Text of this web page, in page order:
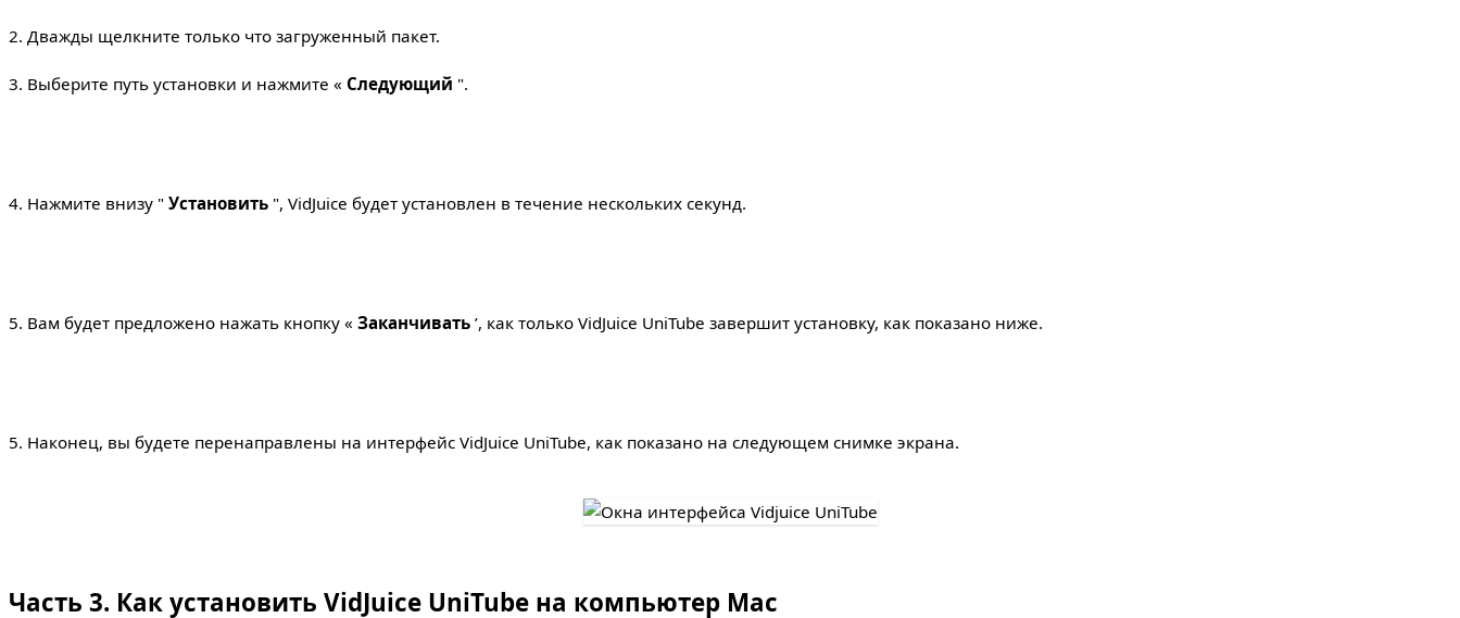
2. Дважды щелкните только что загруженный пакет.
3. Выберите путь установки и нажмите « Следующий ".
4. Нажмите внизу " Установить ", VidJuice будет установлен в течение нескольких секунд.
5. Вам будет предложено нажать кнопку « Заканчивать ’, как только VidJuice UniTube завершит установку, как показано ниже.
5. Наконец, вы будете перенаправлены на интерфейс VidJuice UniTube, как показано на следующем снимке экрана.
Часть 3. Как установить VidJuice UniTube на компьютер Mac